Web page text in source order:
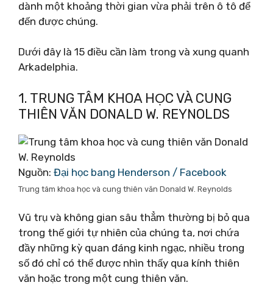
dành một khoảng thời gian vừa phải trên ô tô để
đến được chúng.
Dưới đây là 15 điều cần làm trong và xung quanh
Arkadelphia.
1. TRUNG TÂM KHOA HỌC VÀ CUNG
THIÊN VĂN DONALD W. REYNOLDS
Nguồn: Đại học bang Henderson / Facebook
Trung tâm khoa học và cung thiên văn Donald W. Reynolds
Vũ trụ và không gian sâu thẳm thường bị bỏ qua
trong thế giới tự nhiên của chúng ta, nơi chứa
đầy những kỳ quan đáng kinh ngạc, nhiều trong
số đó chỉ có thể được nhìn thấy qua kính thiên
văn hoặc trong một cung thiên văn.